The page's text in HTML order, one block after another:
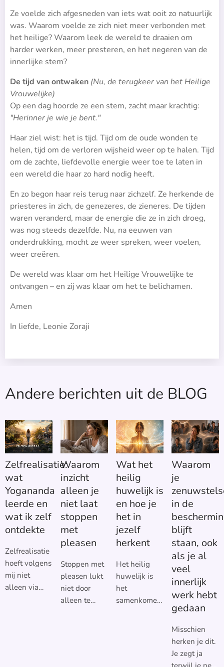
Ze voelde zich afgesneden van iets wat ooit zo natuurlijk
was. Waarom voelde ze zich niet meer verbonden met
het heilige? Waarom leek de wereld te draaien om
harder werken, meer presteren, en het negeren van de
innerlijke stem?
De tijd van ontwaken (Nu, de terugkeer van het Heilige
Vrouwelijke)
Op een dag hoorde ze een stem, zacht maar krachtig:
"Herinner je wie je bent."
Haar ziel wist: het is tijd. Tijd om de oude wonden te
helen, tijd om de verloren wijsheid weer op te halen. Tijd
om de zachte, liefdevolle energie weer toe te laten in
een wereld die haar zo hard nodig heeft.
En zo begon haar reis terug naar zichzelf. Ze herkende de
priesteres in zich, de genezeres, de zieneres. De tijden
waren veranderd, maar de energie die ze in zich droeg,
was nog steeds dezelfde. Nu, na eeuwen van
onderdrukking, mocht ze weer spreken, weer voelen,
weer creëren.
De wereld was klaar om het Heilige Vrouwelijke te
ontvangen – en zij was klaar om het te belichamen.
Amen 🙏
In liefde, Leonie Zoraji ♥
Andere berichten uit de BLOG
Zelfrealisatie:
wat
Yogananda
leerde en
wat ik zelf
ontdekte
Zelfrealisatie
hoeft volgens
mij niet
alleen via
Waarom
inzicht
alleen je
niet laat
stoppen
met
pleasen
Stoppen met
pleasen lukt
niet door
alleen te
Wat het
heilig
huwelijk is
en hoe je
het in
jezelf
herkent
Het heilig
huwelijk is
het
samenkomen
Waarom
je
in de
blijft
staan, ook
als je al
veel
innerlijk
werk hebt
gedaan
Misschien
herken je dit.
Je zegt ja